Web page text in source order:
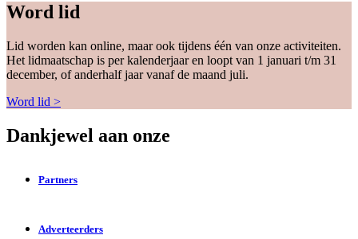
Word lid
Lid worden kan online, maar ook tijdens één van onze activiteiten.
Het lidmaatschap is per kalenderjaar en loopt van 1 januari t/m 31
december, of anderhalf jaar vanaf de maand juli.
Word lid >
Dankjewel aan onze
Partners
Adverteerders